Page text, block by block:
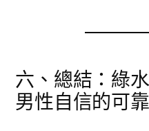
六、總結：綠
男性自信的可